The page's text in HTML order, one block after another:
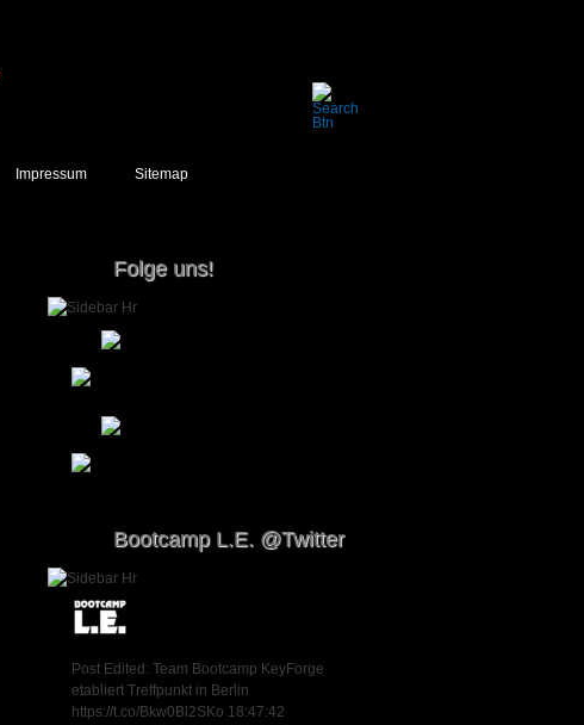
Impressum Sitemap
Folge uns!
Bootcamp L.E. @Twitter
Post Edited: Team Bootcamp KeyForge
etabliert Treffpunkt in Berlin
https://t.co/Bkw0Bl2SKo 18:47:42